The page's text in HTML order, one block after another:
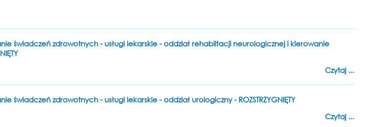
świadczeń zdrowotnych - usługi lekarskie - oddział rehablitacji neurologicznej i kierowanie
Czytaj ...
świadczeń zdrowotnych - usługi lekarskie - oddział urologiczny - ROZSTRZYGNIĘTY
Czytaj ...